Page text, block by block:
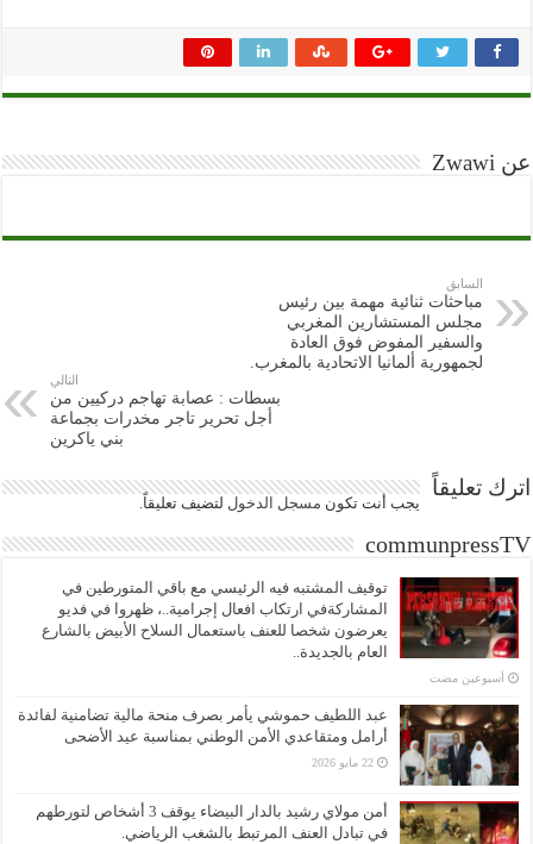
عن Zwawi
السابق
مباحثات ثنائية مهمة بين رئيس
مجلس المستشارين المغربي
والسفير المفوض فوق العادة
لجمهورية ألمانيا الاتحادية بالمغرب.
التالي
بسطات : عصابة تهاجم دركيين من
أجل تحرير تاجر مخدرات بجماعة
بني ياكرين
اترك تعليقاً
يجب أنت تكون مسجل الدخول لتضيف تعليقاً.
communpressTV
توقيف المشتبه فيه الرئيسي مع باقي المتورطين في
المشاركةفي ارتكاب افعال إجرامية..، ظهروا في فديو
يعرضون شخصا للعنف باستعمال السلاح الأبيض بالشارع
العام بالجديدة..
‏أسبوعين مضت
عبد اللطيف حموشي يأمر بصرف منحة مالية تضامنية لفائدة
أرامل ومتقاعدي الأمن الوطني بمناسبة عيد الأضحى
22 مايو 2026
أمن مولاي رشيد بالدار البيضاء يوقف 3 أشخاص لتورطهم
في تبادل العنف المرتبط بالشغب الرياضي.